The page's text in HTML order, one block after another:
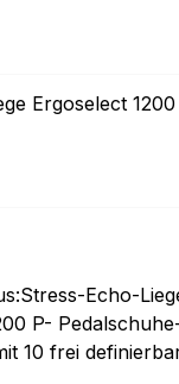
Ergoselect 1200
Echo-
P-
10 frei